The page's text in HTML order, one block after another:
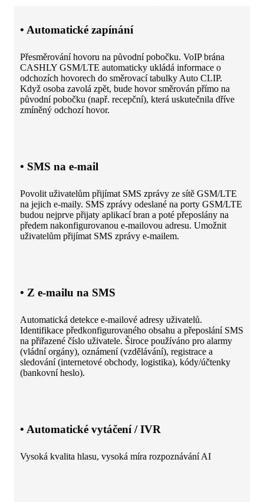
• Automatické zapínání
Přesměrování hovoru na původní pobočku. VoIP brána
CASHLY GSM/LTE automaticky ukládá informace o
odchozích hovorech do směrovací tabulky Auto CLIP.
Když osoba zavolá zpět, bude hovor směrován přímo na
původní pobočku (např. recepční), která uskutečnila dříve
zmíněný odchozí hovor.
• SMS na e-mail
Povolit uživatelům přijímat SMS zprávy ze sítě GSM/LTE
na jejich e-maily. SMS zprávy odeslané na porty GSM/LTE
budou nejprve přijaty aplikací bran a poté přeposlány na
předem nakonfigurovanou e-mailovou adresu. Umožnit
uživatelům přijímat SMS zprávy e-mailem.
• Z e-mailu na SMS
Automatická detekce e-mailové adresy uživatelů.
Identifikace předkonfigurovaného obsahu a přeposlání SMS
na přiřazené číslo uživatele. Široce používáno pro alarmy
(vládní orgány), oznámení (vzdělávání), registrace a
sledování (internetové obchody, logistika), kódy/účtenky
(bankovní heslo).
• Automatické vytáčení / IVR
Vysoká kvalita hlasu, vysoká míra rozpoznávání AI